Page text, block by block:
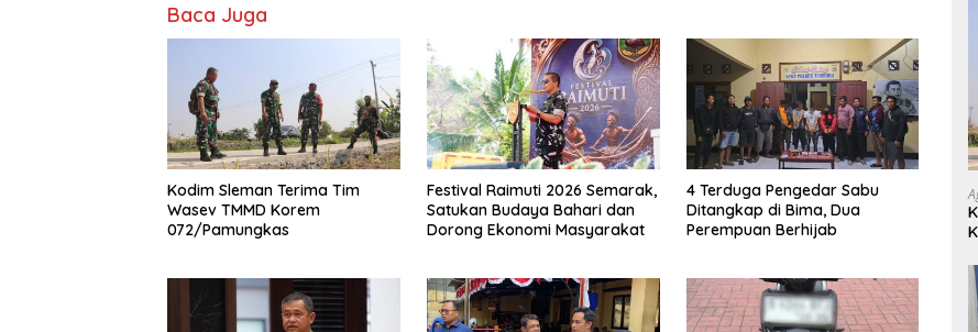
Baca Juga
Kodim Sleman Terima Tim
Wasev TMMD Korem
072/Pamungkas
Festival Raimuti 2026 Semarak,
Satukan Budaya Bahari dan
Dorong Ekonomi Masyarakat
4 Terduga Pengedar Sabu
Ditangkap di Bima, Dua
Perempuan Berhijab